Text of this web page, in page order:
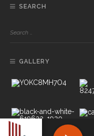
SEARCH
GALLERY